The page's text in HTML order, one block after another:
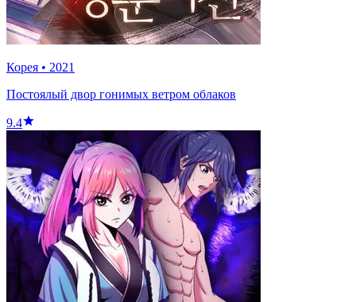
Корея • 2021
Постоялый двор гонимых ветром облаков
9.4